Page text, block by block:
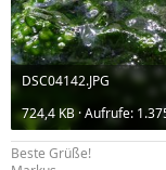
DSC04142.JPG
724,4 KB · Aufrufe:
Beste Grüße!